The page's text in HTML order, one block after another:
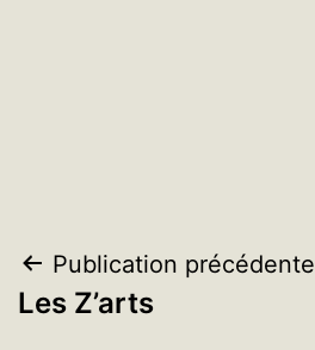
Navigation
de
Publication précédente
Les Z’arts